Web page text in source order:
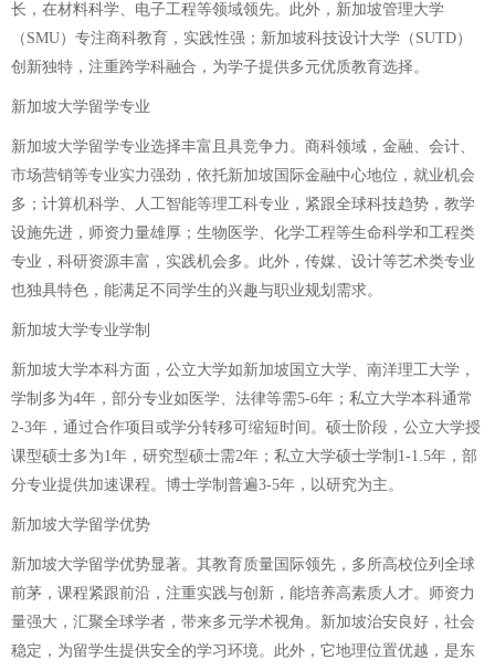
长，在材料科学、电子工程等领域领先。此外，新加坡管理大学
（SMU）专注商科教育，实践性强；新加坡科技设计大学（SUTD）
创新独特，注重跨学科融合，为学子提供多元优质教育选择。
新加坡大学留学专业
新加坡大学留学专业选择丰富且具竞争力。商科领域，金融、会计、
市场营销等专业实力强劲，依托新加坡国际金融中心地位，就业机会
多；计算机科学、人工智能等理工科专业，紧跟全球科技趋势，教学
设施先进，师资力量雄厚；生物医学、化学工程等生命科学和工程类
专业，科研资源丰富，实践机会多。此外，传媒、设计等艺术类专业
也独具特色，能满足不同学生的兴趣与职业规划需求。
新加坡大学专业学制
新加坡大学本科方面，公立大学如新加坡国立大学、南洋理工大学，
学制多为4年，部分专业如医学、法律等需5-6年；私立大学本科通常
2-3年，通过合作项目或学分转移可缩短时间。硕士阶段，公立大学授
课型硕士多为1年，研究型硕士需2年；私立大学硕士学制1-1.5年，部
分专业提供加速课程。博士学制普遍3-5年，以研究为主。
新加坡大学留学优势
新加坡大学留学优势显著。其教育质量国际领先，多所高校位列全球
前茅，课程紧跟前沿，注重实践与创新，能培养高素质人才。师资力
量强大，汇聚全球学者，带来多元学术视角。新加坡治安良好，社会
稳定，为留学生提供安全的学习环境。此外，它地理位置优越，是东